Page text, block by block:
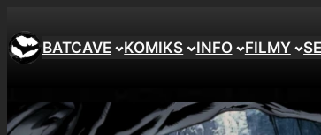
BATCAVE KOMIKS INFO FILMY